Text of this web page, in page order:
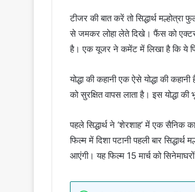
टीजर की बात करें तो सिद्धार्थ
से जमकर लोहा लेते दिखे। फैंस को एक्टर
है। एक यूजर ने कमेंट में लिखा है कि ये
योद्धा की कहानी एक ऐसे योद्धा की
को सुरक्षित वापस लाता है। इस योद्धा
पहले सिद्धार्थ ने ‘शेरशाह’ में एक
फिल्म में दिशा पटानी पहली बार
आएंगी। यह फिल्म 15 मार्च को